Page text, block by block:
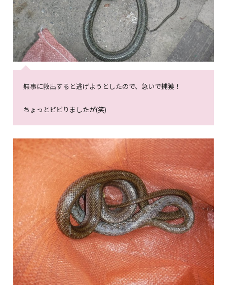
無事に救出すると逃げようとしたので、急いで捕獲！
ちょっとビビりましたが(笑)